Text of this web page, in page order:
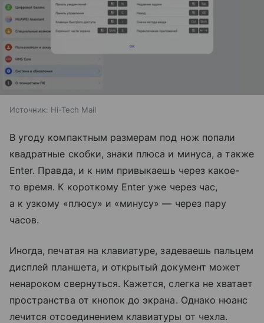
Источник: Hi-Tech Mail
В угоду компактным размерам под нож попали
квадратные скобки, знаки плюса и минуса, а также
Enter. Правда, и к ним привыкаешь через какое-
то время. К короткому Enter уже через час,
а к узкому «плюсу» и «минусу» — через пару
часов.
Иногда, печатая на клавиатуре, задеваешь пальцем
дисплей планшета, и открытый документ может
ненароком свернуться. Кажется, слегка не хватает
пространства от кнопок до экрана. Однако нюанс
лечится отсоединением клавиатуры от чехла.